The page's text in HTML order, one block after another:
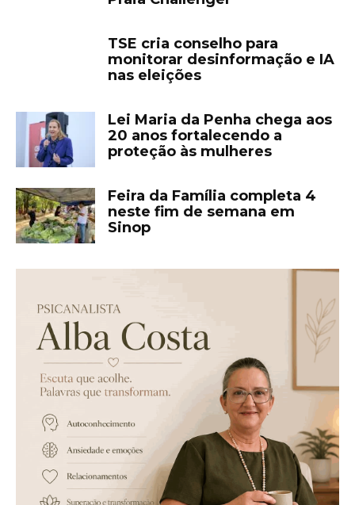
TSE cria conselho para
monitorar desinformação e IA
nas eleições
Lei Maria da Penha chega aos
20 anos fortalecendo a
proteção às mulheres
Feira da Família completa 4
neste fim de semana em
Sinop